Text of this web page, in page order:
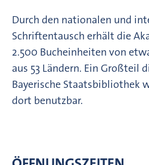
Durch den nationalen und
Schriftentausch erhält die
2.500 Bucheinheiten von
aus 53 Ländern. Ein Großteil
Bayerische Staatsbibliothek
dort benutzbar.